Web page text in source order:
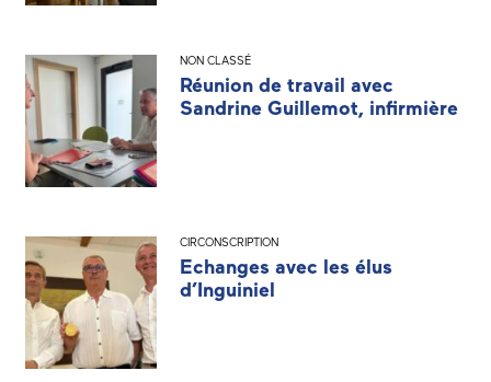
NON CLASSÉ
Réunion de travail avec
Sandrine Guillemot, infirmière
CIRCONSCRIPTION
Echanges avec les élus
d’Inguiniel